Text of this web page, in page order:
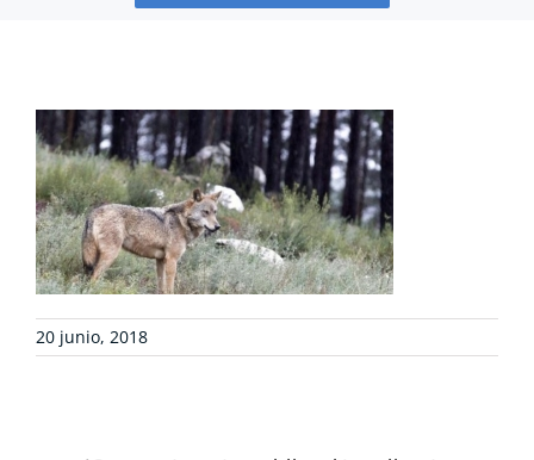
COLABORA
RECURSOS
NOTICIAS
20 junio, 2018